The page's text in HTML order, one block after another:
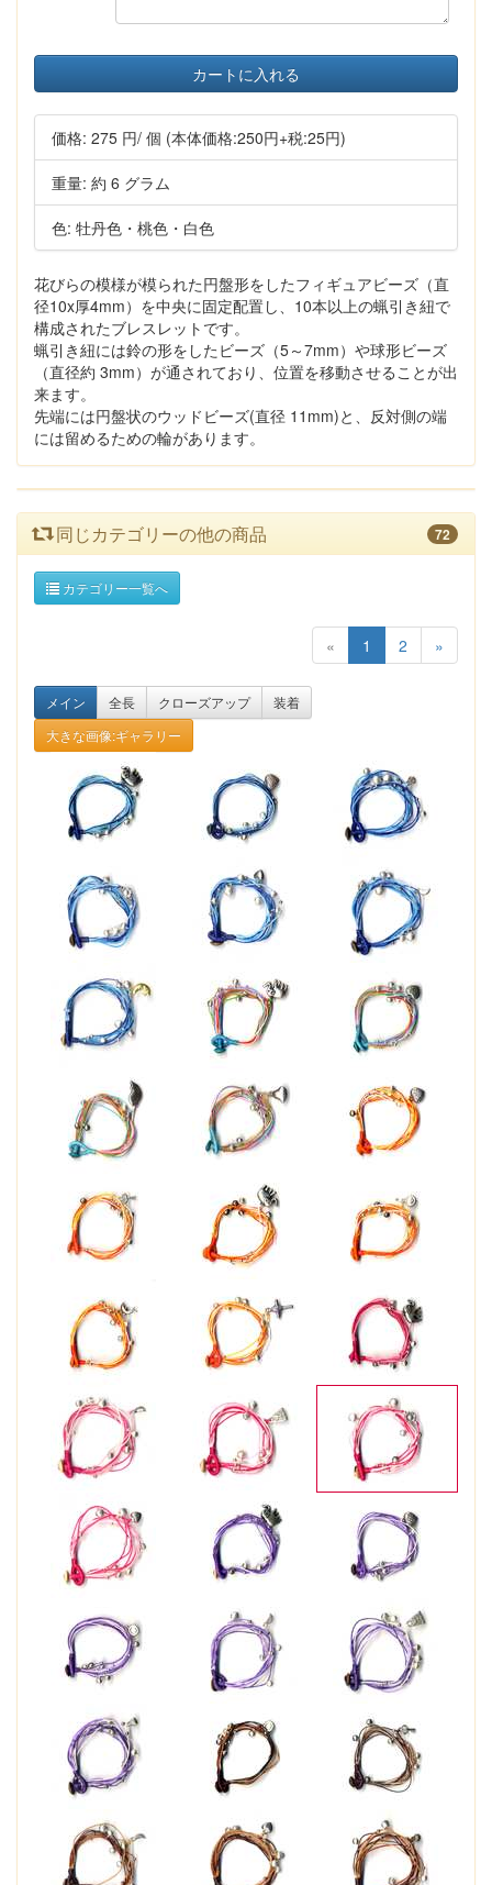
カートに入れる
価格: 275 円/ 個 (本体価格:250円+税:25円)
重量: 約 6 グラム
色: 牡丹色・桃色・白色
花びらの模様が模られた円盤形をしたフィギュアビーズ（直
径10x厚4mm）を中央に固定配置し、10本以上の蝋引き紐で
構成されたブレスレットです。
蝋引き紐には鈴の形をしたビーズ（5～7mm）や球形ビーズ
（直径約 3mm）が通されており、位置を移動させることが出
来ます。
先端には円盤状のウッドビーズ(直径 11mm)と、反対側の端
には留めるための輪があります。
同じカテゴリーの他の商品 72
カテゴリー一覧へ
« 1 2 »
メイン 全長 クローズアップ
装着
大きな画像:ギャラリー